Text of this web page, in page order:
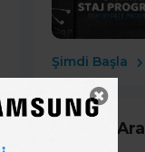
Şimdi Başla
Kariyer